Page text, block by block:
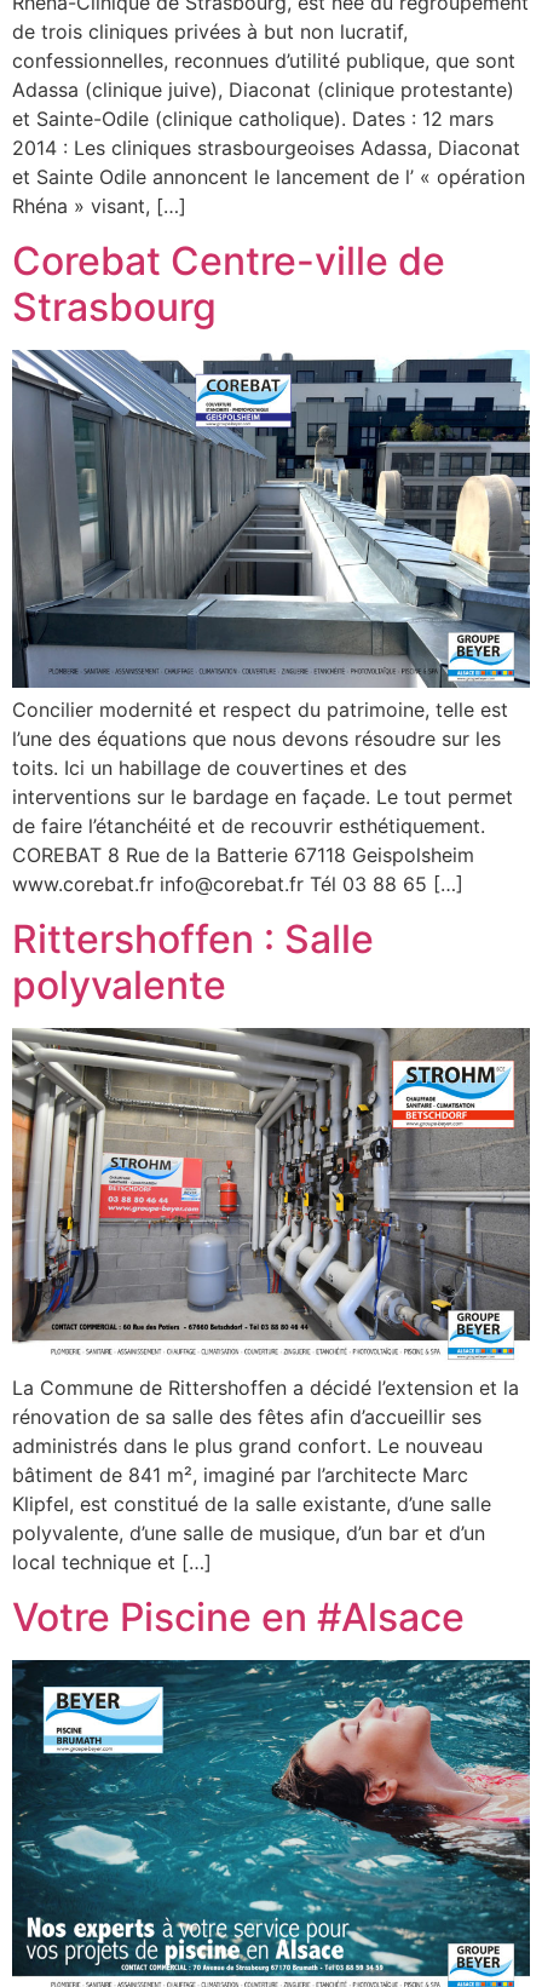
de trois cliniques privées à but non lucratif,
confessionnelles, reconnues d’utilité publique, que sont
Adassa (clinique juive), Diaconat (clinique protestante)
et Sainte-Odile (clinique catholique). Dates : 12 mars
2014 : Les cliniques strasbourgeoises Adassa, Diaconat
et Sainte Odile annoncent le lancement de l’ « opération
Rhéna » visant, […]
Corebat Centre-ville de
Strasbourg
Concilier modernité et respect du patrimoine, telle est
l’une des équations que nous devons résoudre sur les
toits. Ici un habillage de couvertines et des
interventions sur le bardage en façade. Le tout permet
de faire l’étanchéité et de recouvrir esthétiquement.
COREBAT 8 Rue de la Batterie 67118 Geispolsheim
www.corebat.fr info@corebat.fr Tél 03 88 65 […]
Rittershoffen : Salle
polyvalente
La Commune de Rittershoffen a décidé l’extension et la
rénovation de sa salle des fêtes afin d’accueillir ses
administrés dans le plus grand confort. Le nouveau
bâtiment de 841 m², imaginé par l’architecte Marc
Klipfel, est constitué de la salle existante, d’une salle
polyvalente, d’une salle de musique, d’un bar et d’un
local technique et […]
Votre Piscine en #Alsace